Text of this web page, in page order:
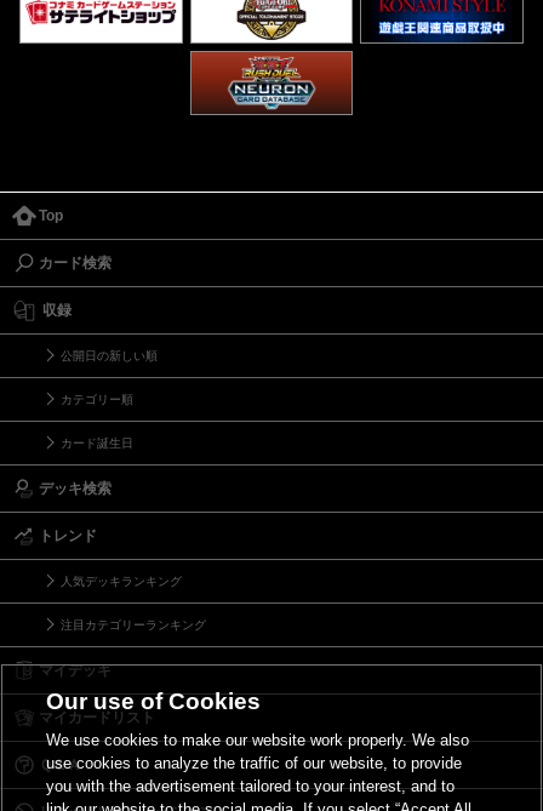
Top
カード検索
収録
公開日の新しい順
カテゴリー順
カード誕生日
デッキ検索
トレンド
人気デッキランキング
注目カテゴリーランキング
マイデッキ
マイカードリスト
Ｑ＆Ａ
Our use of Cookies
We use cookies to make our website work properly. We also
use cookies to analyze the traffic of our website, to provide
you with the advertisement tailored to your interest, and to